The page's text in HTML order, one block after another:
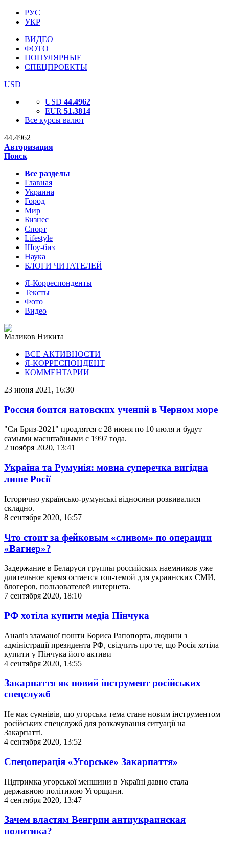
РУС
УКР
ВИДЕО
ФОТО
ПОПУЛЯРНЫЕ
СПЕЦПРОЕКТЫ
USD
USD 44.4962
EUR 51.3814
Все курсы валют
44.4962
Авторизация
Поиск
Все разделы
Главная
Украина
Город
Мир
Бизнес
Спорт
Lifestyle
Шоу-биз
Наука
БЛОГИ ЧИТАТЕЛЕЙ
Я-Корреспонденты
Тексты
Фото
Видео
Маликов Никита
ВСЕ АКТИВНОСТИ
Я-КОРРЕСПОНДЕНТ
КОММЕНТАРИИ
23 июня 2021, 16:30
Россия боится натовских учений в Черном море
"Си Бриз-2021" продлятся с 28 июня по 10 июля и будут
самыми масштабными с 1997 года.
2 ноября 2020, 13:41
Україна та Румунія: мовна суперечка вигідна
лише Росії
Історично українсько-румунські відносини розвивалися
складно.
8 сентября 2020, 16:57
Что стоит за фейковым «сливом» по операции
«Вагнер»?
Задержание в Беларуси группы российских наемников уже
длительное время остается топ-темой для украинских СМИ,
блогеров, пользователей интернета.
7 сентября 2020, 18:10
РФ хотіла купити медіа Пінчука
Аналіз зламаної пошти Бориса Рапопорта, людини з
адміністрації президента РФ, свідчить про те, що Росія хотіла
купити у Пінчука його активи
4 сентября 2020, 13:55
Закарпаття як новий інструмент російських
спецслужб
Не має сумнівів, що угорська тема стане новим інструментом
російських спецслужб для розкачування ситуації на
Закарпатті.
4 сентября 2020, 13:52
Cпецоперація «Угорське» Закарпаття»
Підтримка угорської меншини в Україні давно стала
державною політикою Угорщини.
4 сентября 2020, 13:47
Зачем властям Венгрии антиукраинская
политика?